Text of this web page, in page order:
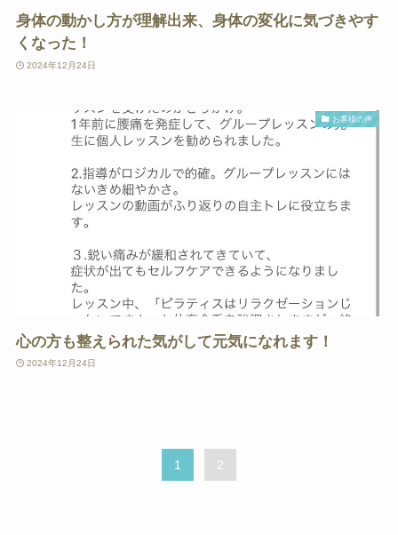
身体の動かし方が理解出来、身体の変化に気づきやす
くなった！
2024年12月24日
お客様の声
心の方も整えられた気がして元気になれます！
2024年12月24日
1 2